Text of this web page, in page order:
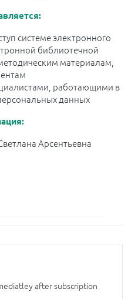
системе электронного
библиотечной
материалам,
работающими в
данных
Светлана Арсентьевна
after subscription